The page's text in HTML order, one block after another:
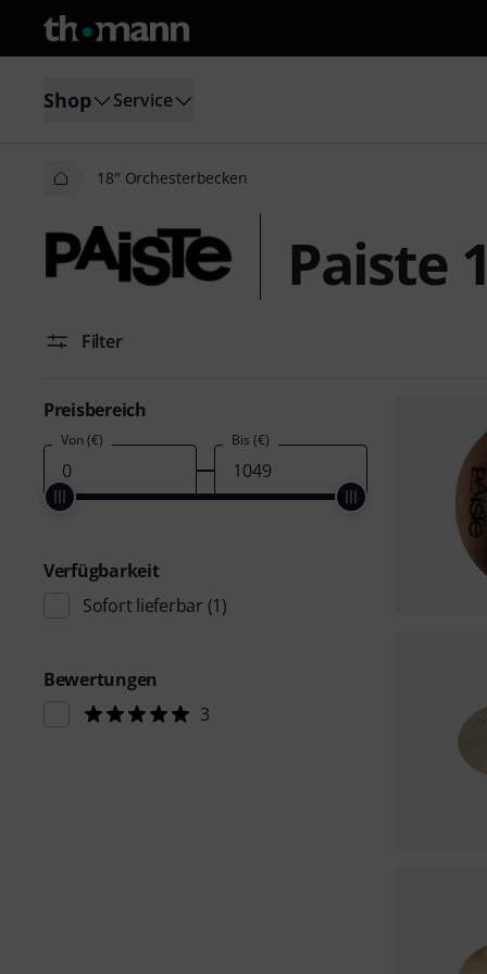
Shop Service
18" Orchesterbecken
Paiste
Filter
Preisbereich
Von (€) Bis (€)
Verfügbarkeit
Sofort lieferbar (1)
Bewertungen
3